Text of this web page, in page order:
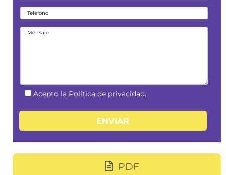
Acepto la Política de privacidad.
PDF